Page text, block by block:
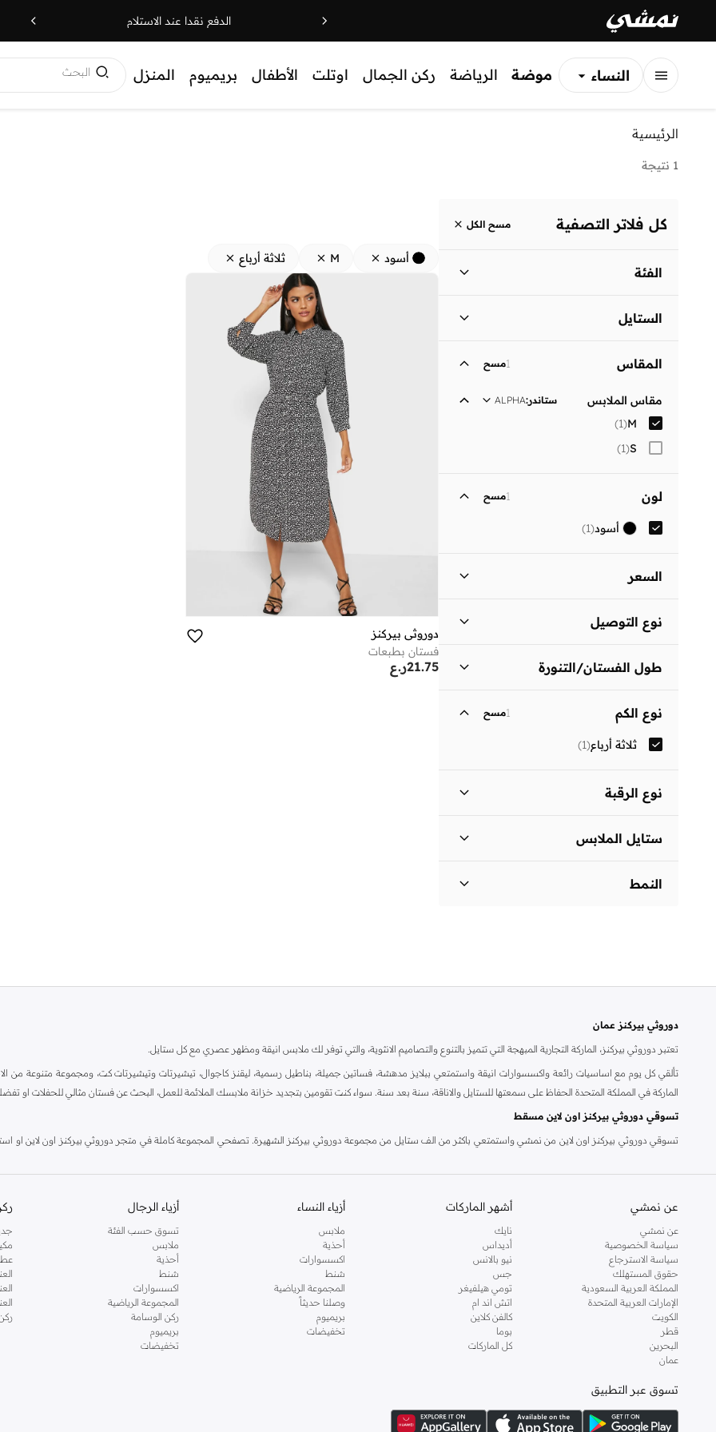
الدفع نقدا عند الاستلام
النساء
موضة الرياضة ركن الجمال اوتلت الأطفال بريميوم المنزل البحث
الرئيسية
1 نتيجة
كل فلاتر التصفية مسح الكل
الفئة
نساء
الستايل
المقاس 1مسح
مقاس الملابس ستاندر:
ALPHA
M
(
1
)
S
(
1
)
لون 1مسح
أسود(
1
)
السعر
ر.ع
انطلق
نوع التوصيل
طول الفستان/التنورة
نوع الكم 1مسح
ثلاثة أرباع(
1
)
نوع الرقبة
ستايل الملابس
النمط
أسود M ثلاثة أرباع
دوروثي بيركنز
فستان بطبعات
ر.ع21.75
دوروثي بيركنز عمان
تعتبر دوروثي بيركنز، الماركة التجارية المبهجة التي تتميز بالتنوع والتصاميم الانثوية، والتي توفر لك ملابس انيقة ومظهر عصري مع كل ستايل.
تألقي كل يوم مع اساسيات رائعة واكسسوارات انيقة واستمتعي ببلايز مدهشة، فساتين جميلة، بناطيل رسمية، ليقنز كاجوال، تيشيرتات وتيشيرتات كت، ومجموعة متنوعة من
الماركة في المملكة المتحدة الحفاظ على سمعتها للستايل والاناقة، سنة بعد سنة. سواء كنت تقومين بتجديد خزانة ملابسك الملائمة للعمل، البحث عن فستان مثالي للحفلات او
تسوقي دوروثي بيركنز اون لاين مسقط
تسوقي دوروثي بيركنز اون لاين من نمشي واستمتعي باكثر من الف ستايل من مجموعة دوروثي بيركنز الشهيرة. تصفحي المجموعة كاملة في متجر دوروثي بيركنز اون لاين او
عن نمشي
عن نمشي
سياسة الخصوصية
سياسة الاسترجاع
حقوق المستهلك
المملكة العربية السعودية
الإمارات العربية المتحدة
الكويت
قطر
البحرين
عمان
أشهر الماركات
نايك
أديداس
نيو بالانس
جس
تومي هيلفيغر
اتش اند ام
كالفن كلاين
بوما
كل الماركات
أزياء النساء
ملابس
أحذية
اكسسوارات
شنط
المجموعة الرياضية
وصلنا حديثاً
بريميوم
تخفيضات
أزياء الرجال
تسوق حسب الفئة
ملابس
أحذية
شنط
اكسسوارات
المجموعة الرياضية
ركن الوسامة
بريميوم
تخفيضات
تسوق عبر التطبيق